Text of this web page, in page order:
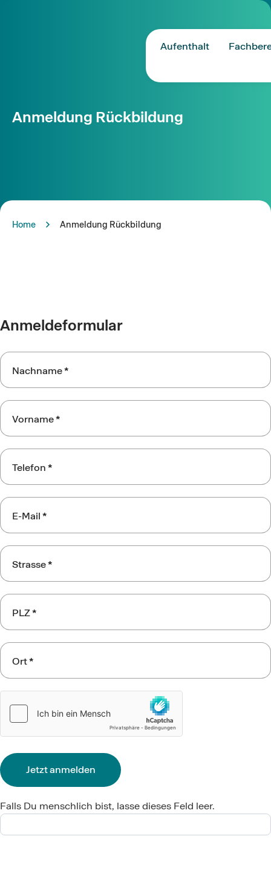
Aufenthalt
Anmeldung Rückbildung
Home Anmeldung Rückbildung
Anmeldeformular
Rückbildung
Nachname*
Vorname*
Telefon*
E-Mail*
Strasse*
PLZ*
Ort*
Jetzt anmelden
Falls Du menschlich bist, lasse dieses Feld leer.